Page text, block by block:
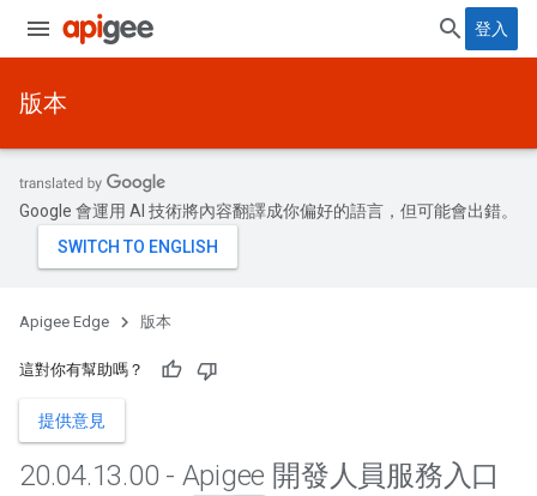
登入
版本
Google 會運用 AI 技術將內容翻譯成你偏好的語言，但可能會出錯。
Apigee Edge 版本
這對你有幫助嗎？
提供意見
20.04.13.00 - Apigee 開發人員服務入口